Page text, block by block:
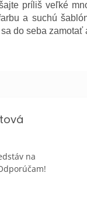
príliš veľké
a suchú
do seba
hviezdičiek.
na
hviezdičiek.